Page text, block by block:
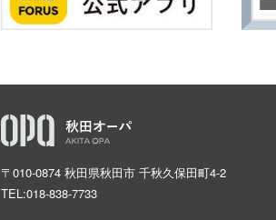
〒010-0874 秋田県秋田市 千秋久保田町4-2
TEL:018-838-7733